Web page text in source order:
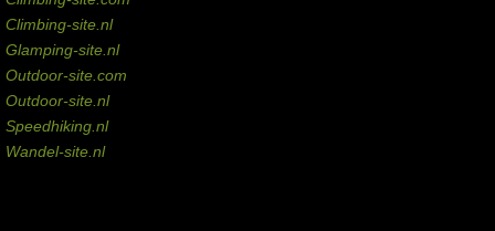
Climbing-site.nl
Glamping-site.nl
Outdoor-site.com
Outdoor-site.nl
Speedhiking.nl
Wandel-site.nl